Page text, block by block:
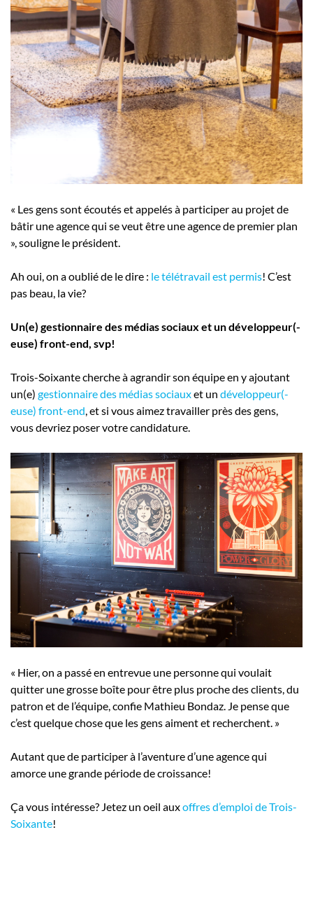
« Les gens sont écoutés et appelés à participer au projet de
bâtir une agence qui se veut être une agence de premier plan
», souligne le président.
Ah oui, on a oublié de le dire : le télétravail est permis! C’est
pas beau, la vie?
Un(e) gestionnaire des médias sociaux et un développeur(-
euse) front-end, svp!
Trois-Soixante cherche à agrandir son équipe en y ajoutant
un(e) gestionnaire des médias sociauxet un développeur(-
euse) front-end , et si vous aimez travailler près des gens,
vous devriez poser votre candidature.
« Hier, on a passé en entrevue une personne qui voulait
quitter une grosse boîte pour être plus proche des clients, du
patron et de l’équipe, confie Mathieu Bondaz. Je pense que
c’est quelque chose que les gens aiment et recherchent. »
Autant que de participer à l’aventure d’une agence qui
amorce une grande période de croissance!
Ça vous intéresse? Jetez un oeil auxoffres d’emploi de Trois-
Soixante!